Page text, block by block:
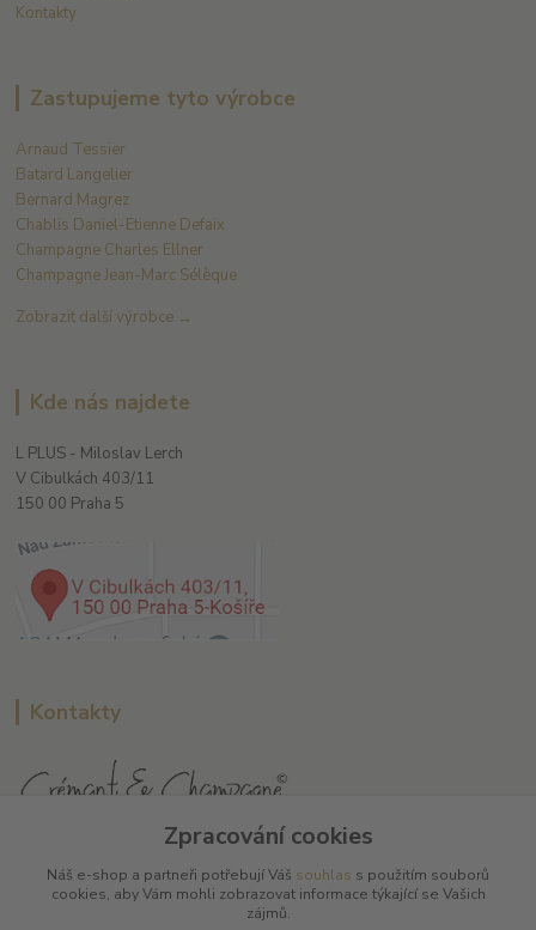
Kontakty
Zastupujeme tyto výrobce
Arnaud Tessier
Batard Langelier
Bernard Magrez
Chablis Daniel-Etienne Defaix
Champagne Charles Ellner
Champagne Jean-Marc Sélèque
Zobrazit další výrobce →
Kde nás najdete
L PLUS - Miloslav Lerch
V Cibulkách 403/11
150 00 Praha 5
Kontakty
+420 608 885 840
Zpracování cookies
Náš e-shop a partneři potřebují Váš souhlas s použitím souborů
cookies, aby Vám mohli zobrazovat informace týkající se Vašich
zájmů.